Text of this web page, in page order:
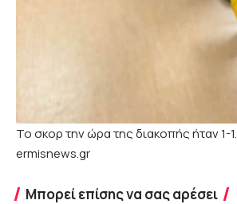
Το σκορ την ώρα της διακοπής ήταν 1-1.
ermisnews.gr
Μπορεί επίσης να σας αρέσει